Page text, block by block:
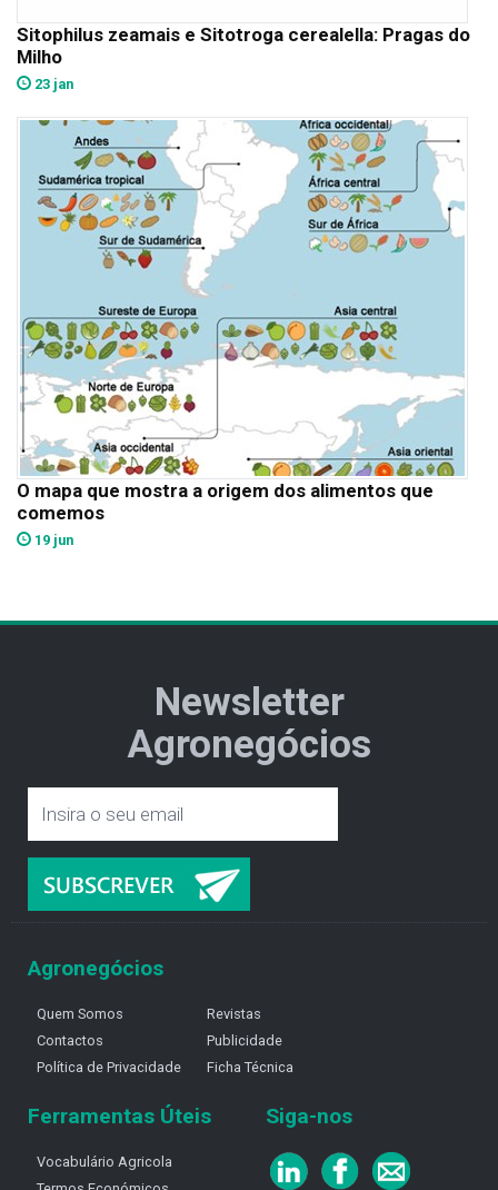
Sitophilus zeamais e Sitotroga cerealella: Pragas do
Milho
23 jan
O mapa que mostra a origem dos alimentos que
comemos
19 jun
Newsletter
Agronegócios
Agronegócios
Quem Somos
Contactos
Política de Privacidade
Revistas
Publicidade
Ficha Técnica
Ferramentas Úteis
Vocabulário Agricola
Siga-nos